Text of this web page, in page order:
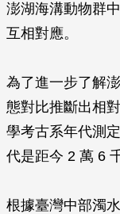
澎湖海溝動物群
互相對應。
為了進一步了解
態對比推斷出相
學考古系年代測
代是距今 2 萬 6
根據臺灣中部濁